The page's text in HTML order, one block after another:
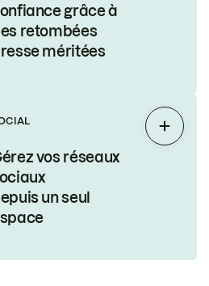
grâce à
retombées
méritées
vos réseaux
un seul